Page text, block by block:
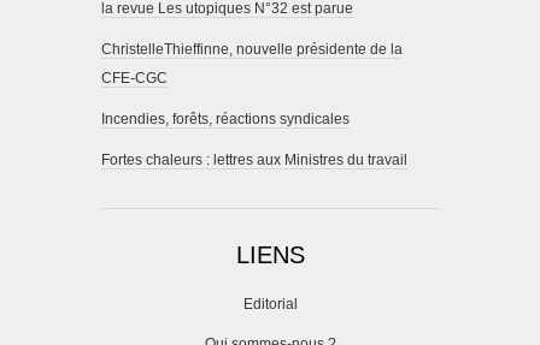
la revue Les utopiques N°32 est parue
ChristelleThieffinne, nouvelle présidente de la
CFE-CGC
Incendies, forêts, réactions syndicales
Fortes chaleurs : lettres aux Ministres du travail
LIENS
Editorial